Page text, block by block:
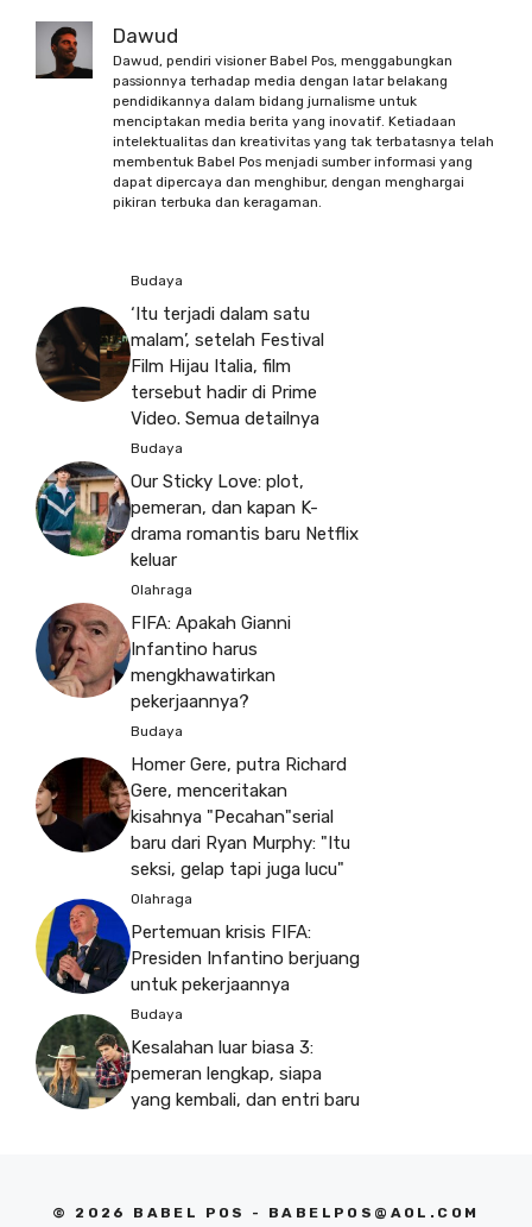
Dawud
Dawud, pendiri visioner Babel Pos, menggabungkan
passionnya terhadap media dengan latar belakang
pendidikannya dalam bidang jurnalisme untuk
menciptakan media berita yang inovatif. Ketiadaan
intelektualitas dan kreativitas yang tak terbatasnya telah
membentuk Babel Pos menjadi sumber informasi yang
dapat dipercaya dan menghibur, dengan menghargai
pikiran terbuka dan keragaman.
Budaya
‘Itu terjadi dalam satu
malam’, setelah Festival
Film Hijau Italia, film
tersebut hadir di Prime
Video. Semua detailnya
Budaya
Our Sticky Love: plot,
pemeran, dan kapan K-
drama romantis baru Netflix
keluar
Olahraga
FIFA: Apakah Gianni
Infantino harus
mengkhawatirkan
pekerjaannya?
Budaya
Homer Gere, putra Richard
Gere, menceritakan
kisahnya "Pecahan"serial
baru dari Ryan Murphy: "Itu
seksi, gelap tapi juga lucu"
Olahraga
Pertemuan krisis FIFA:
Presiden Infantino berjuang
untuk pekerjaannya
Budaya
Kesalahan luar biasa 3:
pemeran lengkap, siapa
yang kembali, dan entri baru
© 2026 BABEL POS - BABELPOS@AOL.COM